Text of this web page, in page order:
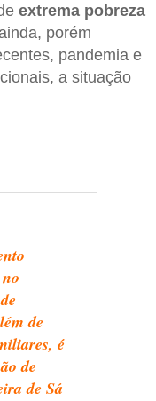
extrema pobreza
porém
pandemia e
a situação
de
é
de
de Sá